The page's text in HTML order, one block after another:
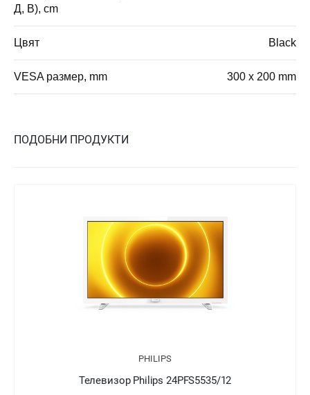
Д, В), cm
Цвят Black
VESA размер, mm 300 x 200 mm
ПОДОБНИ ПРОДУКТИ
PHILIPS
Телевизор Philips 24PFT5505/05